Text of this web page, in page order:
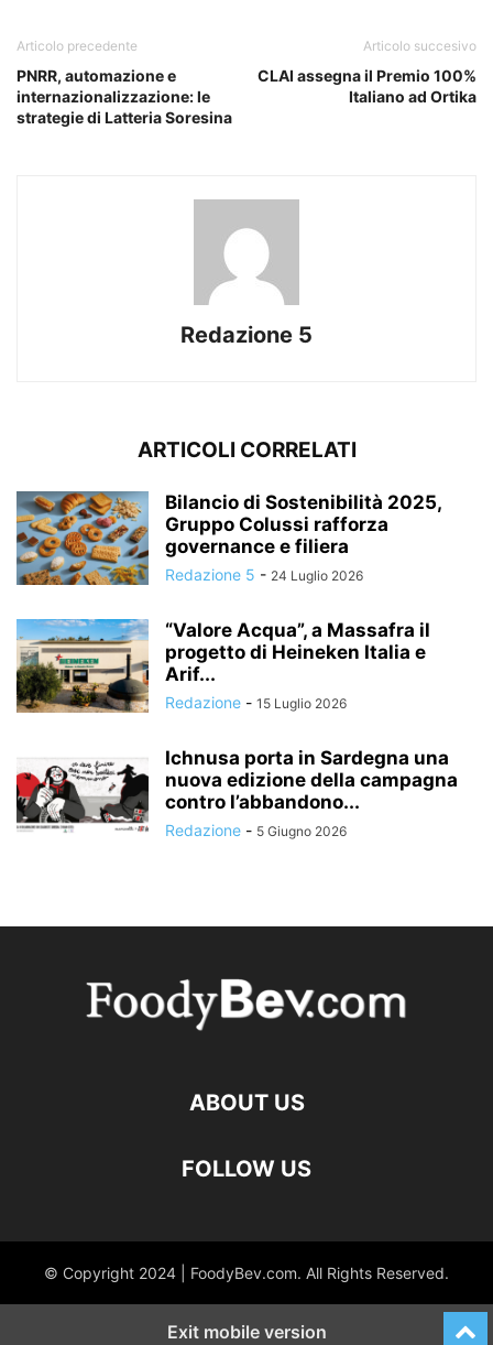
Articolo precedente
PNRR, automazione e
internazionalizzazione: le
strategie di Latteria Soresina
Articolo succesivo
CLAI assegna il Premio 100%
Italiano ad Ortika
Redazione 5
ARTICOLI CORRELATI
Bilancio di Sostenibilità 2025,
Gruppo Colussi rafforza
governance e filiera
Redazione 5 - 24 Luglio 2026
“Valore Acqua”, a Massafra il
progetto di Heineken Italia e
Arif...
Redazione - 15 Luglio 2026
Ichnusa porta in Sardegna una
nuova edizione della campagna
contro l’abbandono...
Redazione - 5 Giugno 2026
ABOUT US
FOLLOW US
© Copyright 2024 | FoodyBev.com. All Rights Reserved.
Exit mobile version